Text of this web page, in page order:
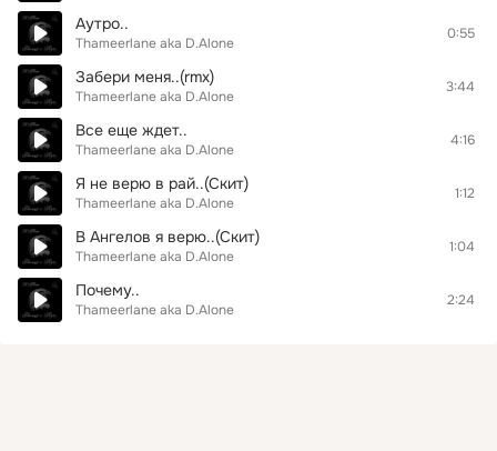
Аутро..
Thameerlane aka D.Alone
0:55
Забери меня..(rmx)
Thameerlane aka D.Alone
3:44
Все еще ждет..
Thameerlane aka D.Alone
4:16
Я не верю в рай..(Скит)
Thameerlane aka D.Alone
1:12
В Ангелов я верю..(Скит)
Thameerlane aka D.Alone
1:04
Почему..
Thameerlane aka D.Alone
2:24